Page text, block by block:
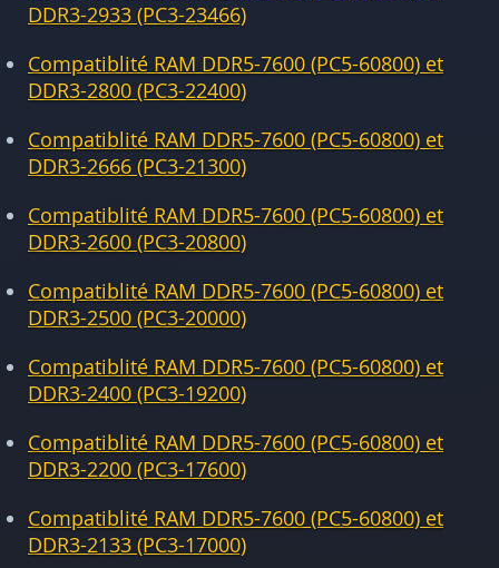
DDR3-2933 (PC3-23466)
Compatiblité RAM DDR5-7600 (PC5-60800) et
DDR3-2800 (PC3-22400)
Compatiblité RAM DDR5-7600 (PC5-60800) et
DDR3-2666 (PC3-21300)
Compatiblité RAM DDR5-7600 (PC5-60800) et
DDR3-2600 (PC3-20800)
Compatiblité RAM DDR5-7600 (PC5-60800) et
DDR3-2500 (PC3-20000)
Compatiblité RAM DDR5-7600 (PC5-60800) et
DDR3-2400 (PC3-19200)
Compatiblité RAM DDR5-7600 (PC5-60800) et
DDR3-2200 (PC3-17600)
Compatiblité RAM DDR5-7600 (PC5-60800) et
DDR3-2133 (PC3-17000)